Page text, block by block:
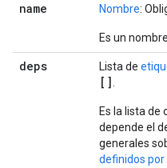
name Nombre:
Es un
deps Lista de
[]
Es la lista de
depende el
generales
definidos por